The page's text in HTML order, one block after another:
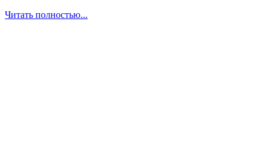
Читать полностью...